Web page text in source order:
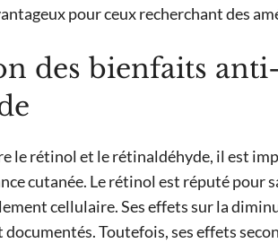
pour ceux recherchant des
des bienfaits
le rétinol et le rétinaldéhyde, il est
cutanée. Le rétinol est réputé pour
cellulaire. Ses effets sur la
Toutefois, ses effets